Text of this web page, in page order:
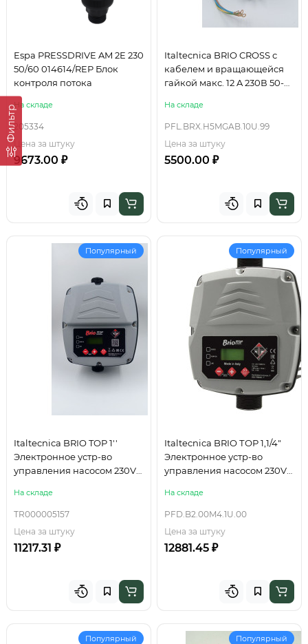
Фильтр
Espa PRESSDRIVE AM 2E 230
50/60 014614/REP Блок
контроля потока
На складе
205334
Цена за штуку
9673.00 ₽
Italtecnica BRIO CROSS с
кабелем и вращающейся
гайкой макс. 12 A 230В 50-
На складе
PFL.BRX.H5MGAB.10U.99
Цена за штуку
5500.00 ₽
Популярный
Italtecnica BRIO TOP 1''
Электронное устр-во
управления насосом 230V
IP65 /P
На складе
TR000005157
Цена за штуку
11217.31 ₽
Популярный
Italtecnica BRIO ТОР 1,1/4"
Электронное устр-во
управления насосом 230V
/P
На складе
PFD.B2.00M4.1U.00
Цена за штуку
12881.45 ₽
Популярный Популярный